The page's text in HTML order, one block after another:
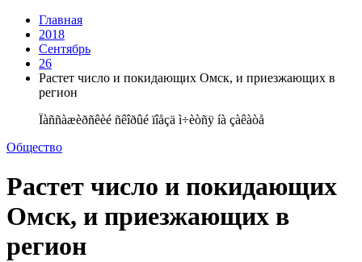
Главная
2018
Сентябрь
26
Растет число и покидающих Омск, и приезжающих в
регион
Ïàññàæèðñêèé ñêîðûé ïîåçä ì÷èòñÿ íà çàêàòå
Общество
Растет число и покидающих
Омск, и приезжающих в
регион